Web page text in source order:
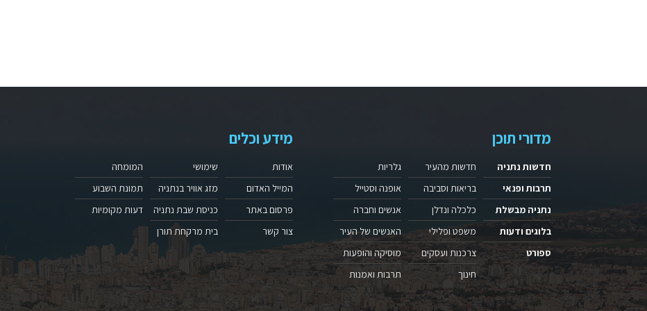
מדורי תוכן
חדשות נתניה
תרבות ופנאי
נתניה מבשלת
בלוגים ודעות
ספורט
חדשות מהעיר
בריאות וסביבה
כלכלה ונדלן
משפט ופלילי
צרכנות ועסקים
חינוך
גלריות
אופנה וסטייל
אנשים וחברה
האנשים של העיר
מוסיקה והופעות
תרבות ואמנות
מידע וכלים
אודות
המייל האדום
פרסום באתר
צור קשר
שימושי
מזג אוויר בנתניה
כניסת שבת נתניה
בית מרקחת תורן
המומחה
תמונת השבוע
דעות מקומיות